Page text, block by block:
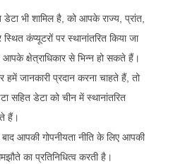
भी शामिल है, को आपके राज्य, प्रांत,
कंप्यूटरों पर स्थानांतरित किया जा
क्षेत्राधिकार से भिन्न हो सकते हैं।
जानकारी प्रदान करना चाहते हैं, तो
सहित डेटा को चीन में स्थानांतरित
हैं।
आपकी गोपनीयता नीति के लिए आपकी
का प्रतिनिधित्व करती है।